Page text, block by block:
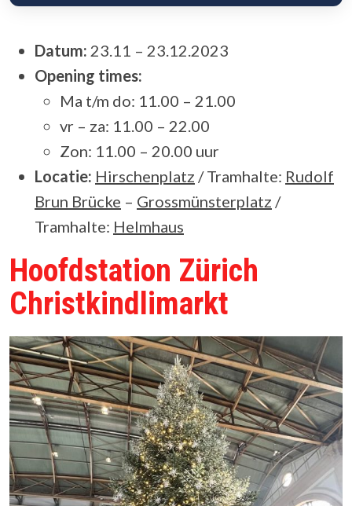
Datum: 23.11 – 23.12.2023
Opening times:
Ma t/m do: 11.00 – 21.00
vr – za: 11.00 – 22.00
Zon: 11.00 – 20.00 uur
Locatie: Hirschenplatz / Tramhalte: Rudolf
Brun Brücke – Grossmünsterplatz /
Tramhalte: Helmhaus
Hoofdstation Zürich
Christkindlimarkt